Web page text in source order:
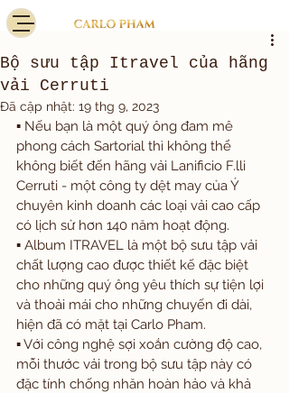
Bộ sưu tập Itravel của hãng
vải Cerruti
Đã cập nhật: 19 thg 9, 2023
▪️ Nếu bạn là một quý ông đam mê
phong cách Sartorial thì không thể
không biết đến hãng vải Lanificio F.lli
Cerruti - một công ty dệt may của Ý
chuyên kinh doanh các loại vải cao cấp
có lịch sử hơn 140 năm hoạt động.
▪️ Album ITRAVEL là một bộ sưu tập vải
chất lượng cao được thiết kế đặc biệt
cho những quý ông yêu thích sự tiện lợi
và thoải mái cho những chuyến đi dài,
hiện đã có mặt tại Carlo Pham.
▪️ Với công nghệ sợi xoắn cường độ cao,
mỗi thước vải trong bộ sưu tập này có
đặc tính chống nhăn hoàn hảo và khả